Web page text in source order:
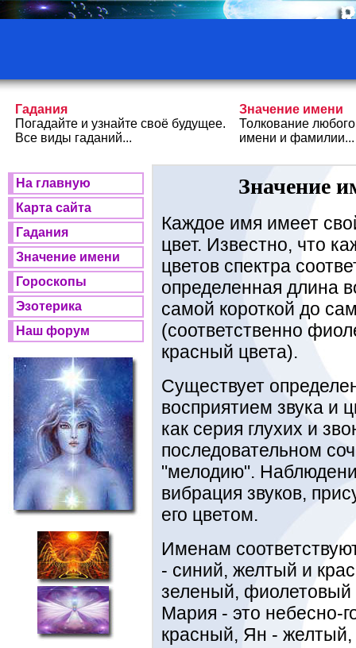
Гадания
Погадайте и узнайте своё будущее.
Все виды гаданий...
Значение имени
Толкование любого
имени и фамилии...
На главную
Карта сайта
Гадания
Значение имени
Гороскопы
Эзотерика
Наш форум
Значение
Каждое имя имеет
цвет. Известно, что
цветов спектра
определенная длина
самой короткой до
(соответственно
красный цвета).
Существует
восприятием звука и
как серия глухих и
последовательном
"мелодию".
вибрация звуков,
его цветом.
Именам
- синий, желтый и
зеленый,
Мария - это небесно-
красный, Ян - желтый,